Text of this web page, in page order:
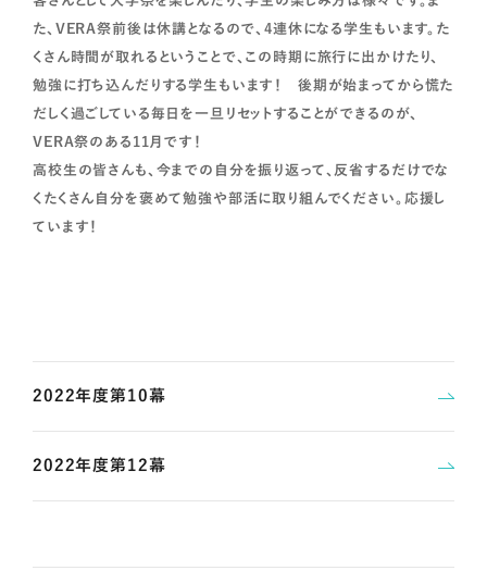
た、VERA祭前後は休講となるので、4連休になる学生もいます。た
くさん時間が取れるということで、この時期に旅行に出かけたり、
勉強に打ち込んだりする学生もいます！ 後期が始まってから慌た
だしく過ごしている毎日を一旦リセットすることができるのが、
VERA祭のある11月です！
高校生の皆さんも、今までの自分を振り返って、反省するだけでな
くたくさん自分を褒めて勉強や部活に取り組んでください。応援し
ています！
2022年度第10幕
2022年度第12幕